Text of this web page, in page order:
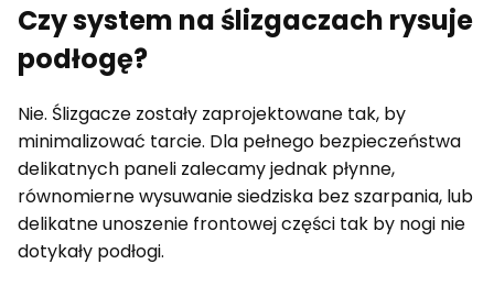
Czy system na ślizgaczach rysuje
podłogę?
Nie. Ślizgacze zostały zaprojektowane tak, by
minimalizować tarcie. Dla pełnego bezpieczeństwa
delikatnych paneli zalecamy jednak płynne,
równomierne wysuwanie siedziska bez szarpania, lub
delikatne unoszenie frontowej części tak by nogi nie
dotykały podłogi.